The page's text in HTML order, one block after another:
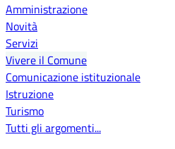
Amministrazione
Novità
Servizi
Vivere il Comune
Comunicazione istituzionale
Istruzione
Turismo
Tutti gli argomenti...